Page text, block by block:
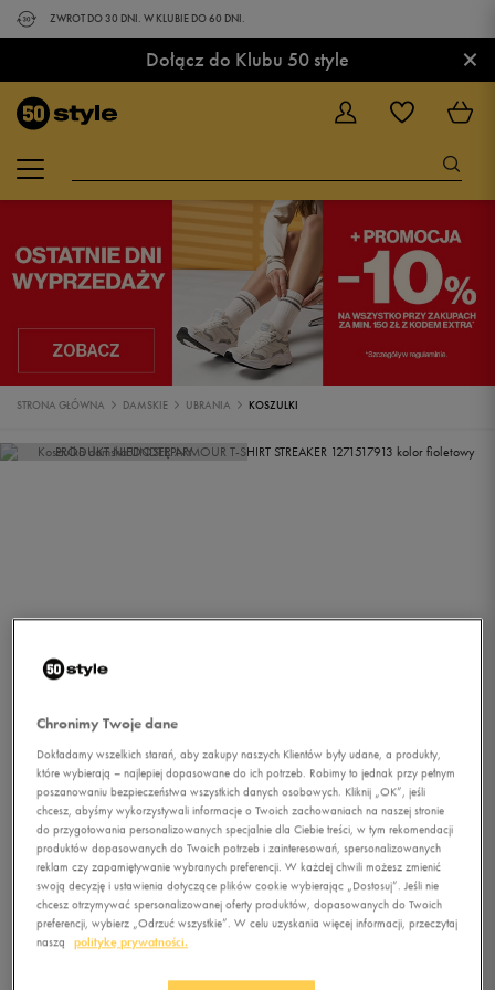
ZWROT DO 30 DNI. W KLUBIE DO 60 DNI.
Dołącz do Klubu 50 style ×
STRONA GŁÓWNA DAMSKIE UBRANIA KOSZULKI
PRODUKT NIEDOSTĘPNY
1/1
UNDER ARMOUR T-SHIRT
Chronimy Twoje dane
Dokładamy wszelkich starań, aby zakupy naszych Klientów były udane, a produkty,
które wybierają – najlepiej dopasowane do ich potrzeb. Robimy to jednak przy pełnym
poszanowaniu bezpieczeństwa wszystkich danych osobowych. Kliknij „OK”, jeśli
chcesz, abyśmy wykorzystywali informacje o Twoich zachowaniach na naszej stronie
do przygotowania personalizowanych specjalnie dla Ciebie treści, w tym rekomendacji
produktów dopasowanych do Twoich potrzeb i zainteresowań, spersonalizowanych
reklam czy zapamiętywanie wybranych preferencji. W każdej chwili możesz zmienić
swoją decyzję i ustawienia dotyczące plików cookie wybierając „Dostosuj”. Jeśli nie
chcesz otrzymywać spersonalizowanej oferty produktów, dopasowanych do Twoich
preferencji, wybierz „Odrzuć wszystkie”. W celu uzyskania więcej informacji, przeczytaj
naszą
politykę prywatności.